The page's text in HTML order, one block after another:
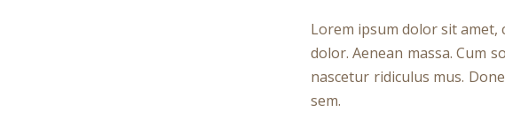
Lorem ipsum dolor sit amet,
dolor. Aenean massa. Cum
nascetur ridiculus mus.
sem.